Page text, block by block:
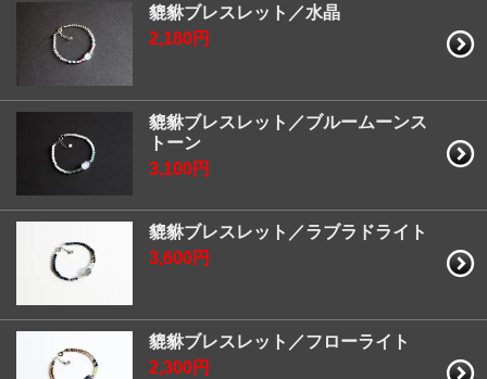
貔貅ブレスレット／水晶
2,180円
貔貅ブレスレット／ブルームーンス
トーン
3,100円
貔貅ブレスレット／ラブラドライト
3,600円
貔貅ブレスレット／フローライト
2,300円